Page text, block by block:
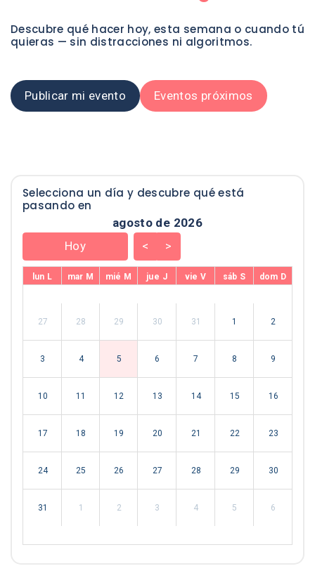
Descubre qué hacer hoy, esta semana o cuando tú
quieras — sin distracciones ni algoritmos.
Publicar mi evento Eventos próximos
Selecciona un día y descubre qué está
pasando en
Skip Calendar
agosto de 2026 - current
agosto de 2026
Hoy
< >
lun L mar M mié M jue J vie V sáb S dom D
27 28 29 30 31 1 2
3 4 5 6 7 8 9
10 11 12 13 14 15 16
17 18 19 20 21 22 23
24 25 26 27 28 29 30
31 1 2 3 4 5 6